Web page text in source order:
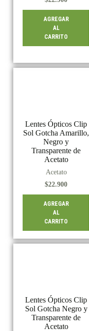
AGREGAR
AL
CARRITO
Lentes Ópticos Clip
Sol Gotcha Amarillo,
Negro y
Transparente de
Acetato
Acetato
$22.900
AGREGAR
AL
CARRITO
Lentes Ópticos Clip
Sol Gotcha Negro y
Transparente de
Acetato